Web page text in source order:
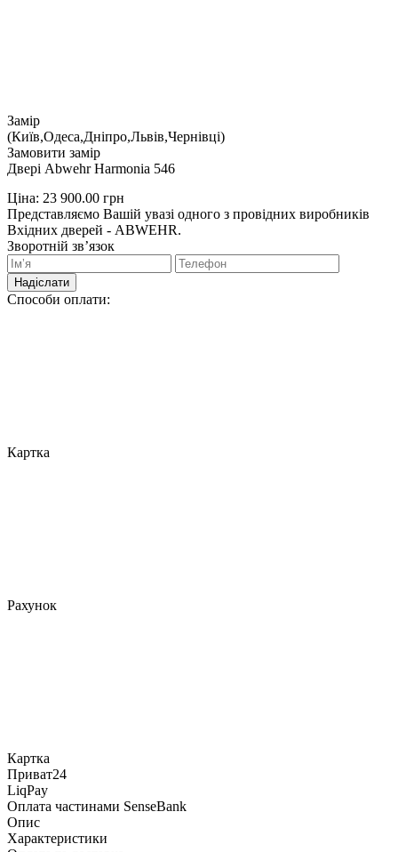
Замір
(Київ,Одеса,Дніпро,Львів,Чернівці)
Замовити замір
Двері Abwehr Harmonia 546
Ціна: 23 900.00 грн
Представляємо Вашій увазі одного з провідних виробників
Вхідних дверей - ABWEHR.
Зворотній зв’язок
Надіслати
Способи оплати:
Картка
Рахунок
Картка
Приват24
LiqPay
Оплата частинами SenseBank
Опис
Характеристики